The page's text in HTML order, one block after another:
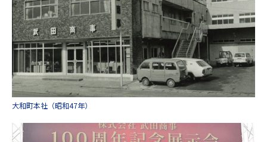
大和町本社（昭和47年）